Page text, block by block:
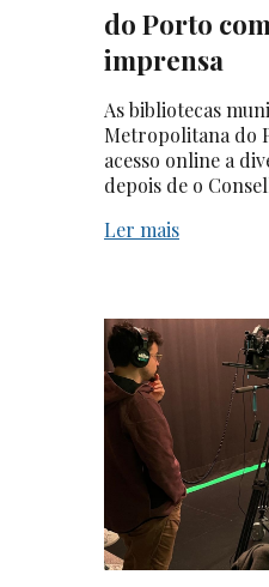
do Porto
imprensa
As bibliotecas
Metropolitana do
acesso online a
depois de o
Ler mais